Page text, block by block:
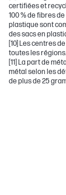
certifiées et
100 % de fibres
plastique sont
des sacs en
[10] Les centres
toutes les régions.
[11] La part de
métal selon les
de plus de 25